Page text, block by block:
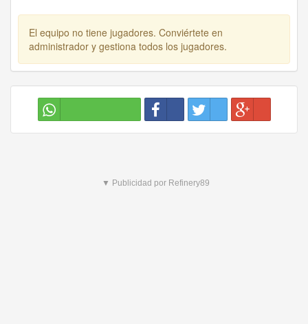
El equipo no tiene jugadores. Conviértete en
administrador y gestiona todos los jugadores.
▼ Publicidad por Refinery89